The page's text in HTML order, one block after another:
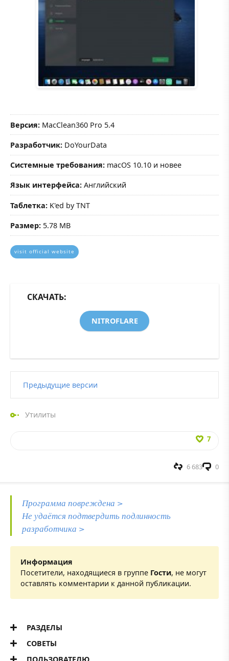
Версия: MacClean360 Pro 5.4
Разработчик: DoYourData
Системные требования: macOS 10.10 и новее
Язык интерфейса: Английский
Таблетка: K'ed by TNT
Размер: 5.78 MB
visit official website
СКАЧАТЬ:
NITROFLARE
Предыдущие версии
Утилиты
7
0
6 683
Программа повреждена >
Не удаётся подтвердить подлинность
разработчика >
Информация
Посетители, находящиеся в группе Гости, не могут
оставлять комментарии к данной публикации.
РАЗДЕЛЫ
СОВЕТЫ
ПОЛЬЗОВАТЕЛЮ